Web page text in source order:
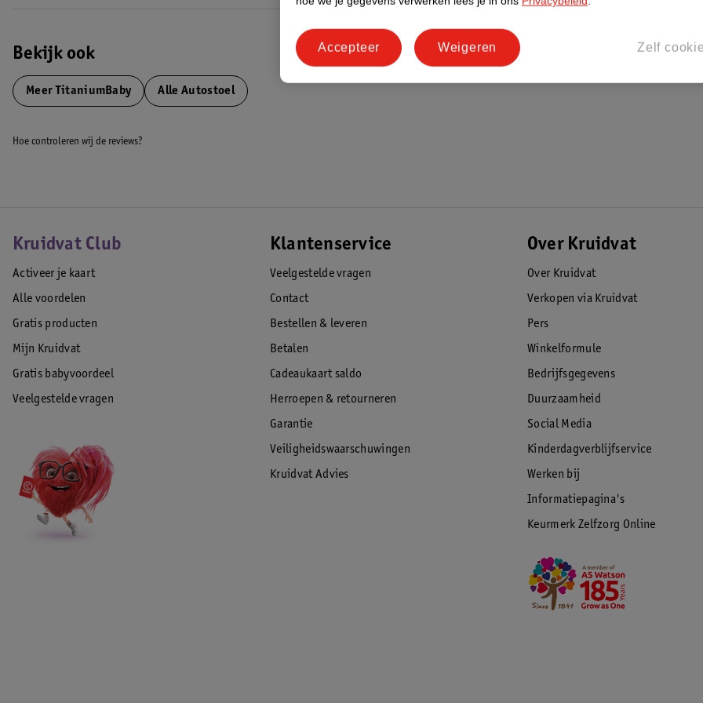
Bekleding afneembaar en wasbaar op 30 graden
EAN code:8717385000601
Bekijk ook
MeerTitaniumBaby Alle Autostoel
Hoe controleren wij de reviews?
Kruidvat Club
Activeer je kaart
Alle voordelen
Gratis producten
Mijn Kruidvat
Gratis babyvoordeel
Veelgestelde vragen
Klantenservice
Veelgestelde vragen
Contact
Bestellen & leveren
Betalen
Cadeaukaart saldo
Herroepen & retourneren
Garantie
Veiligheidswaarschuwingen
Kruidvat Advies
Over Kruidvat
Over Kruidvat
Verkopen via Kruidvat
Pers
Winkelformule
Bedrijfsgegevens
Duurzaamheid
Social Media
Kinderdagverblijfservice
Werken bij
Informatiepagina's
Keurmerk Zelfzorg Online
Zelf
Weigeren
Accepteer